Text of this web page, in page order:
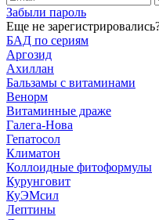
Забыли пароль
Еще не
БАД по сериям
Аргозид
Ахиллан
Бальзамы с витаминами
Венорм
Витаминные драже
Галега-Нова
Гепатосол
Климатон
Коллоидные фитоформулы
Курунговит
КуЭМсил
Лептины